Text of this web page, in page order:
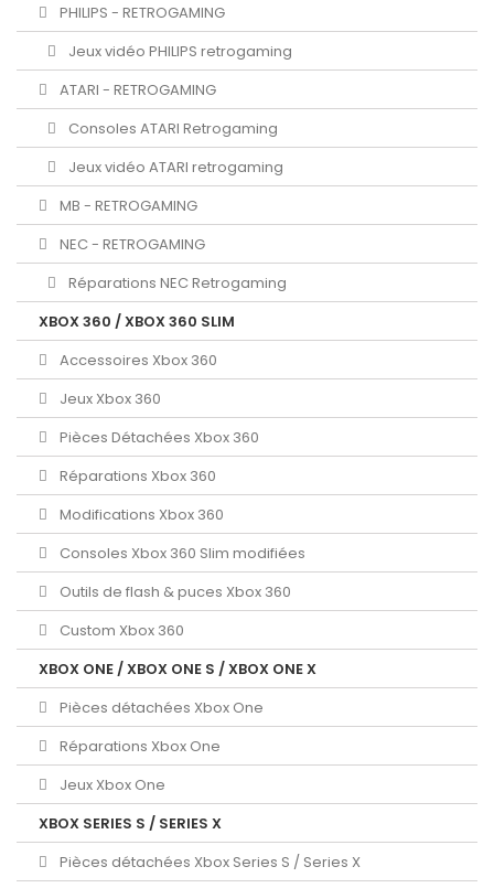
PHILIPS - RETROGAMING
Jeux vidéo PHILIPS retrogaming
ATARI - RETROGAMING
Consoles ATARI Retrogaming
Jeux vidéo ATARI retrogaming
MB - RETROGAMING
NEC - RETROGAMING
Réparations NEC Retrogaming
XBOX 360 / XBOX 360 SLIM
Accessoires Xbox 360
Jeux Xbox 360
Pièces Détachées Xbox 360
Réparations Xbox 360
Modifications Xbox 360
Consoles Xbox 360 Slim modifiées
Outils de flash & puces Xbox 360
Custom Xbox 360
XBOX ONE / XBOX ONE S / XBOX ONE X
Pièces détachées Xbox One
Réparations Xbox One
Jeux Xbox One
XBOX SERIES S / SERIES X
Pièces détachées Xbox Series S / Series X